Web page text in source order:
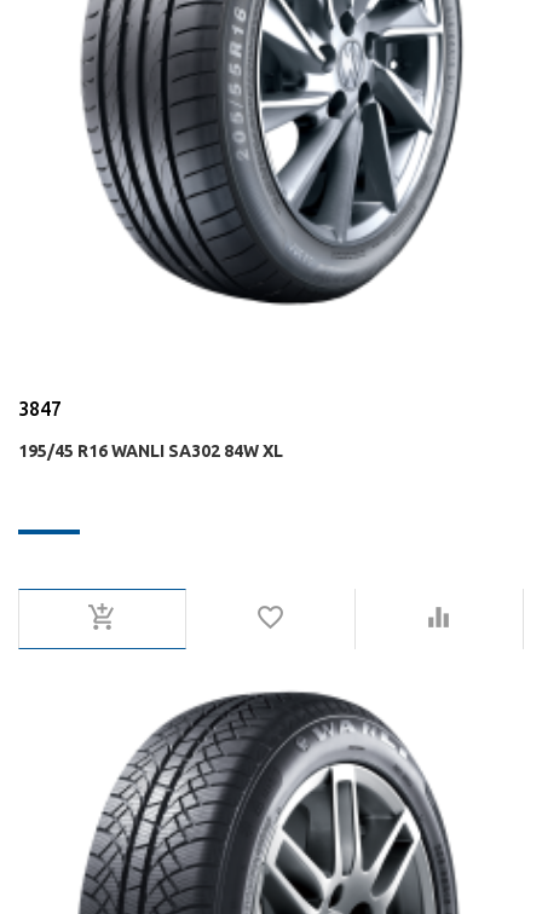
3847
195/45 R16 WANLI SA302 84W XL